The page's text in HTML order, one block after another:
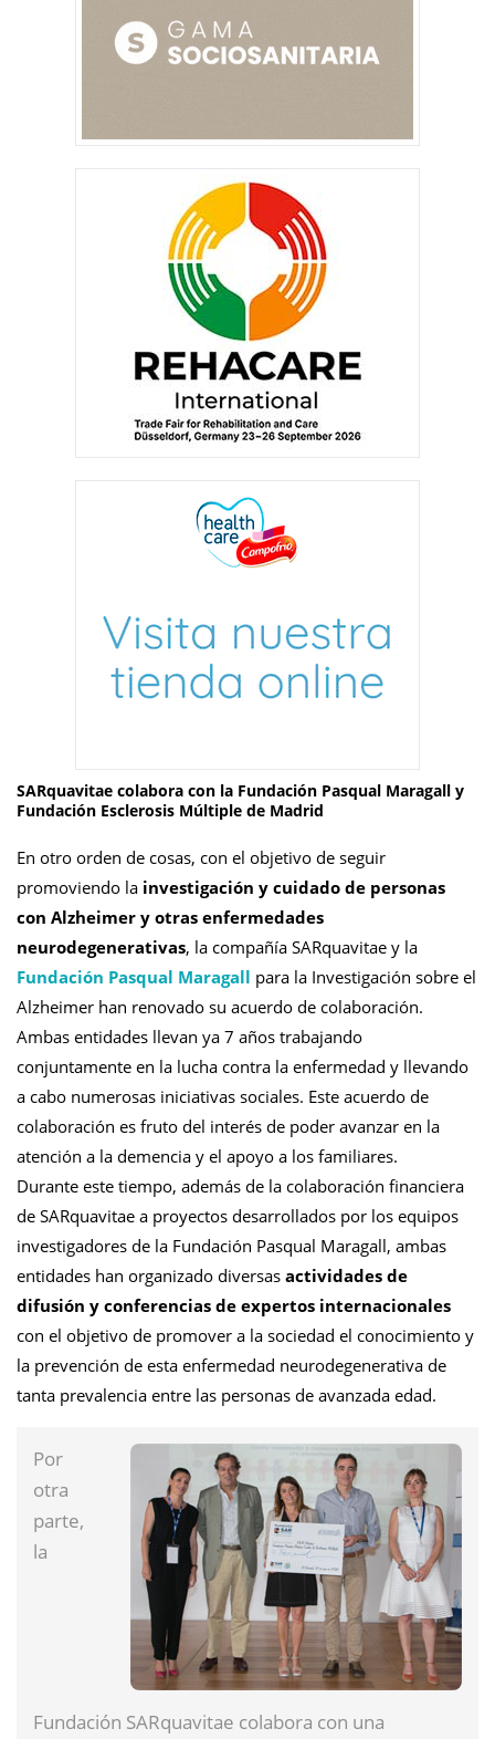
SARquavitae colabora con la Fundación Pasqual Maragall y
Fundación Esclerosis Múltiple de Madrid
En otro orden de cosas, con el objetivo de seguir
promoviendo la investigación y cuidado de personas
con Alzheimer y otras enfermedades
neurodegenerativas, la compañía SARquavitae y la
Fundación Pasqual Maragall para la Investigación sobre el
Alzheimer han renovado su acuerdo de colaboración.
Ambas entidades llevan ya 7 años trabajando
conjuntamente en la lucha contra la enfermedad y llevando
a cabo numerosas iniciativas sociales. Este acuerdo de
colaboración es fruto del interés de poder avanzar en la
atención a la demencia y el apoyo a los familiares.
Durante este tiempo, además de la colaboración financiera
de SARquavitae a proyectos desarrollados por los equipos
investigadores de la Fundación Pasqual Maragall, ambas
entidades han organizado diversas actividades de
difusión y conferencias de expertos internacionales
con el objetivo de promover a la sociedad el conocimiento y
la prevención de esta enfermedad neurodegenerativa de
tanta prevalencia entre las personas de avanzada edad.
Por
otra
parte,
la
Fundación SARquavitae colabora con una